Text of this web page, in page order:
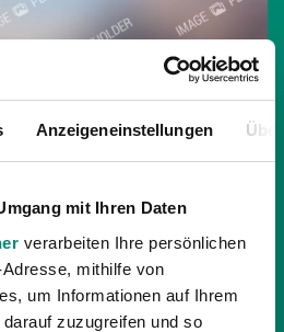
Anzeigeneinstellungen
mit Ihren Daten
verarbeiten Ihre persönlichen
mithilfe von
um Informationen auf Ihrem
zuzugreifen und so
ENDET TORLOS
100. Geburtstag bei
ein torloses
Tor von Zulj wurde dabei